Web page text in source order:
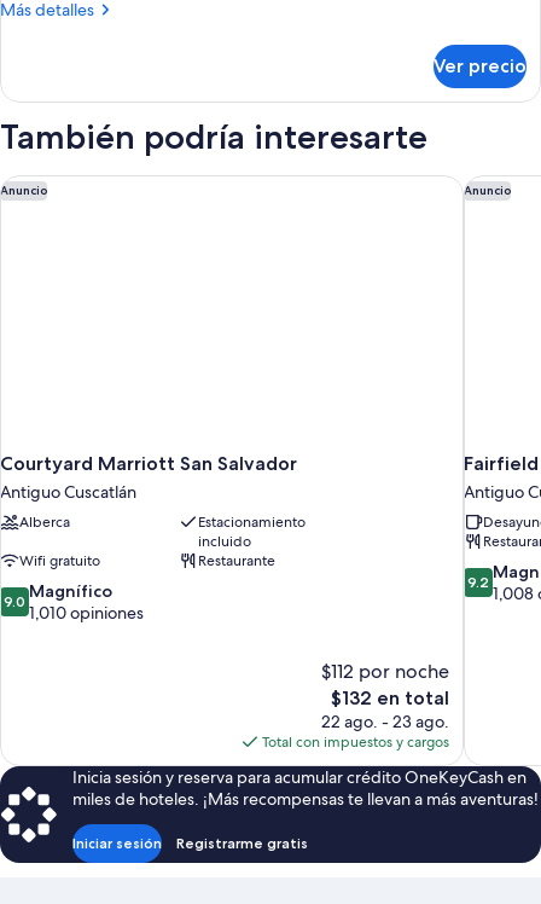
Más detalles
Más
doble
Ver precio
También podría interesarte
Anuncio
Courtyard Marriott San Salvador
Antiguo Cuscatlán
Alberca
Estacionamiento
incluido
Wifi gratuito
Restaurante
9.0
de
9.0 Magnífico
1,010 opiniones
$112 por noche
El
precio
actual
es
de
$132
$132 en total
22 ago. - 23 ago.
Total con impuestos y cargos
Courtyard Marriott San Salvador Anuncio
Antiguo
9.2
de
9.2
1,008
Fairfield
Inicia sesión y reserva para acumular crédito OneKeyCash en
miles de hoteles. ¡Más recompensas te llevan a más aventuras!
Iniciar sesión Registrarme gratis